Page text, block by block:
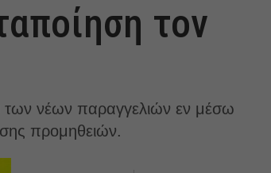
τον
των νέων παραγγελιών εν μέσω
προμηθειών.